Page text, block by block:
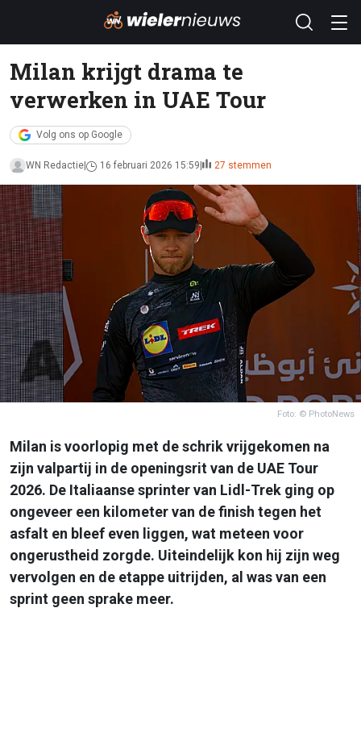
Milan krijgt drama te
verwerken in UAE Tour
Volg ons op Google
WN Redactie 16 februari 2026 15:59 27 stemmen
Foto: © PhotoNews
Milan is voorlopig met de schrik vrijgekomen na
zijn valpartij in de openingsrit van de UAE Tour
2026. De Italiaanse sprinter van Lidl-Trek ging op
ongeveer een kilometer van de finish tegen het
asfalt en bleef even liggen, wat meteen voor
ongerustheid zorgde. Uiteindelijk kon hij zijn weg
vervolgen en de etappe uitrijden, al was van een
sprint geen sprake meer.